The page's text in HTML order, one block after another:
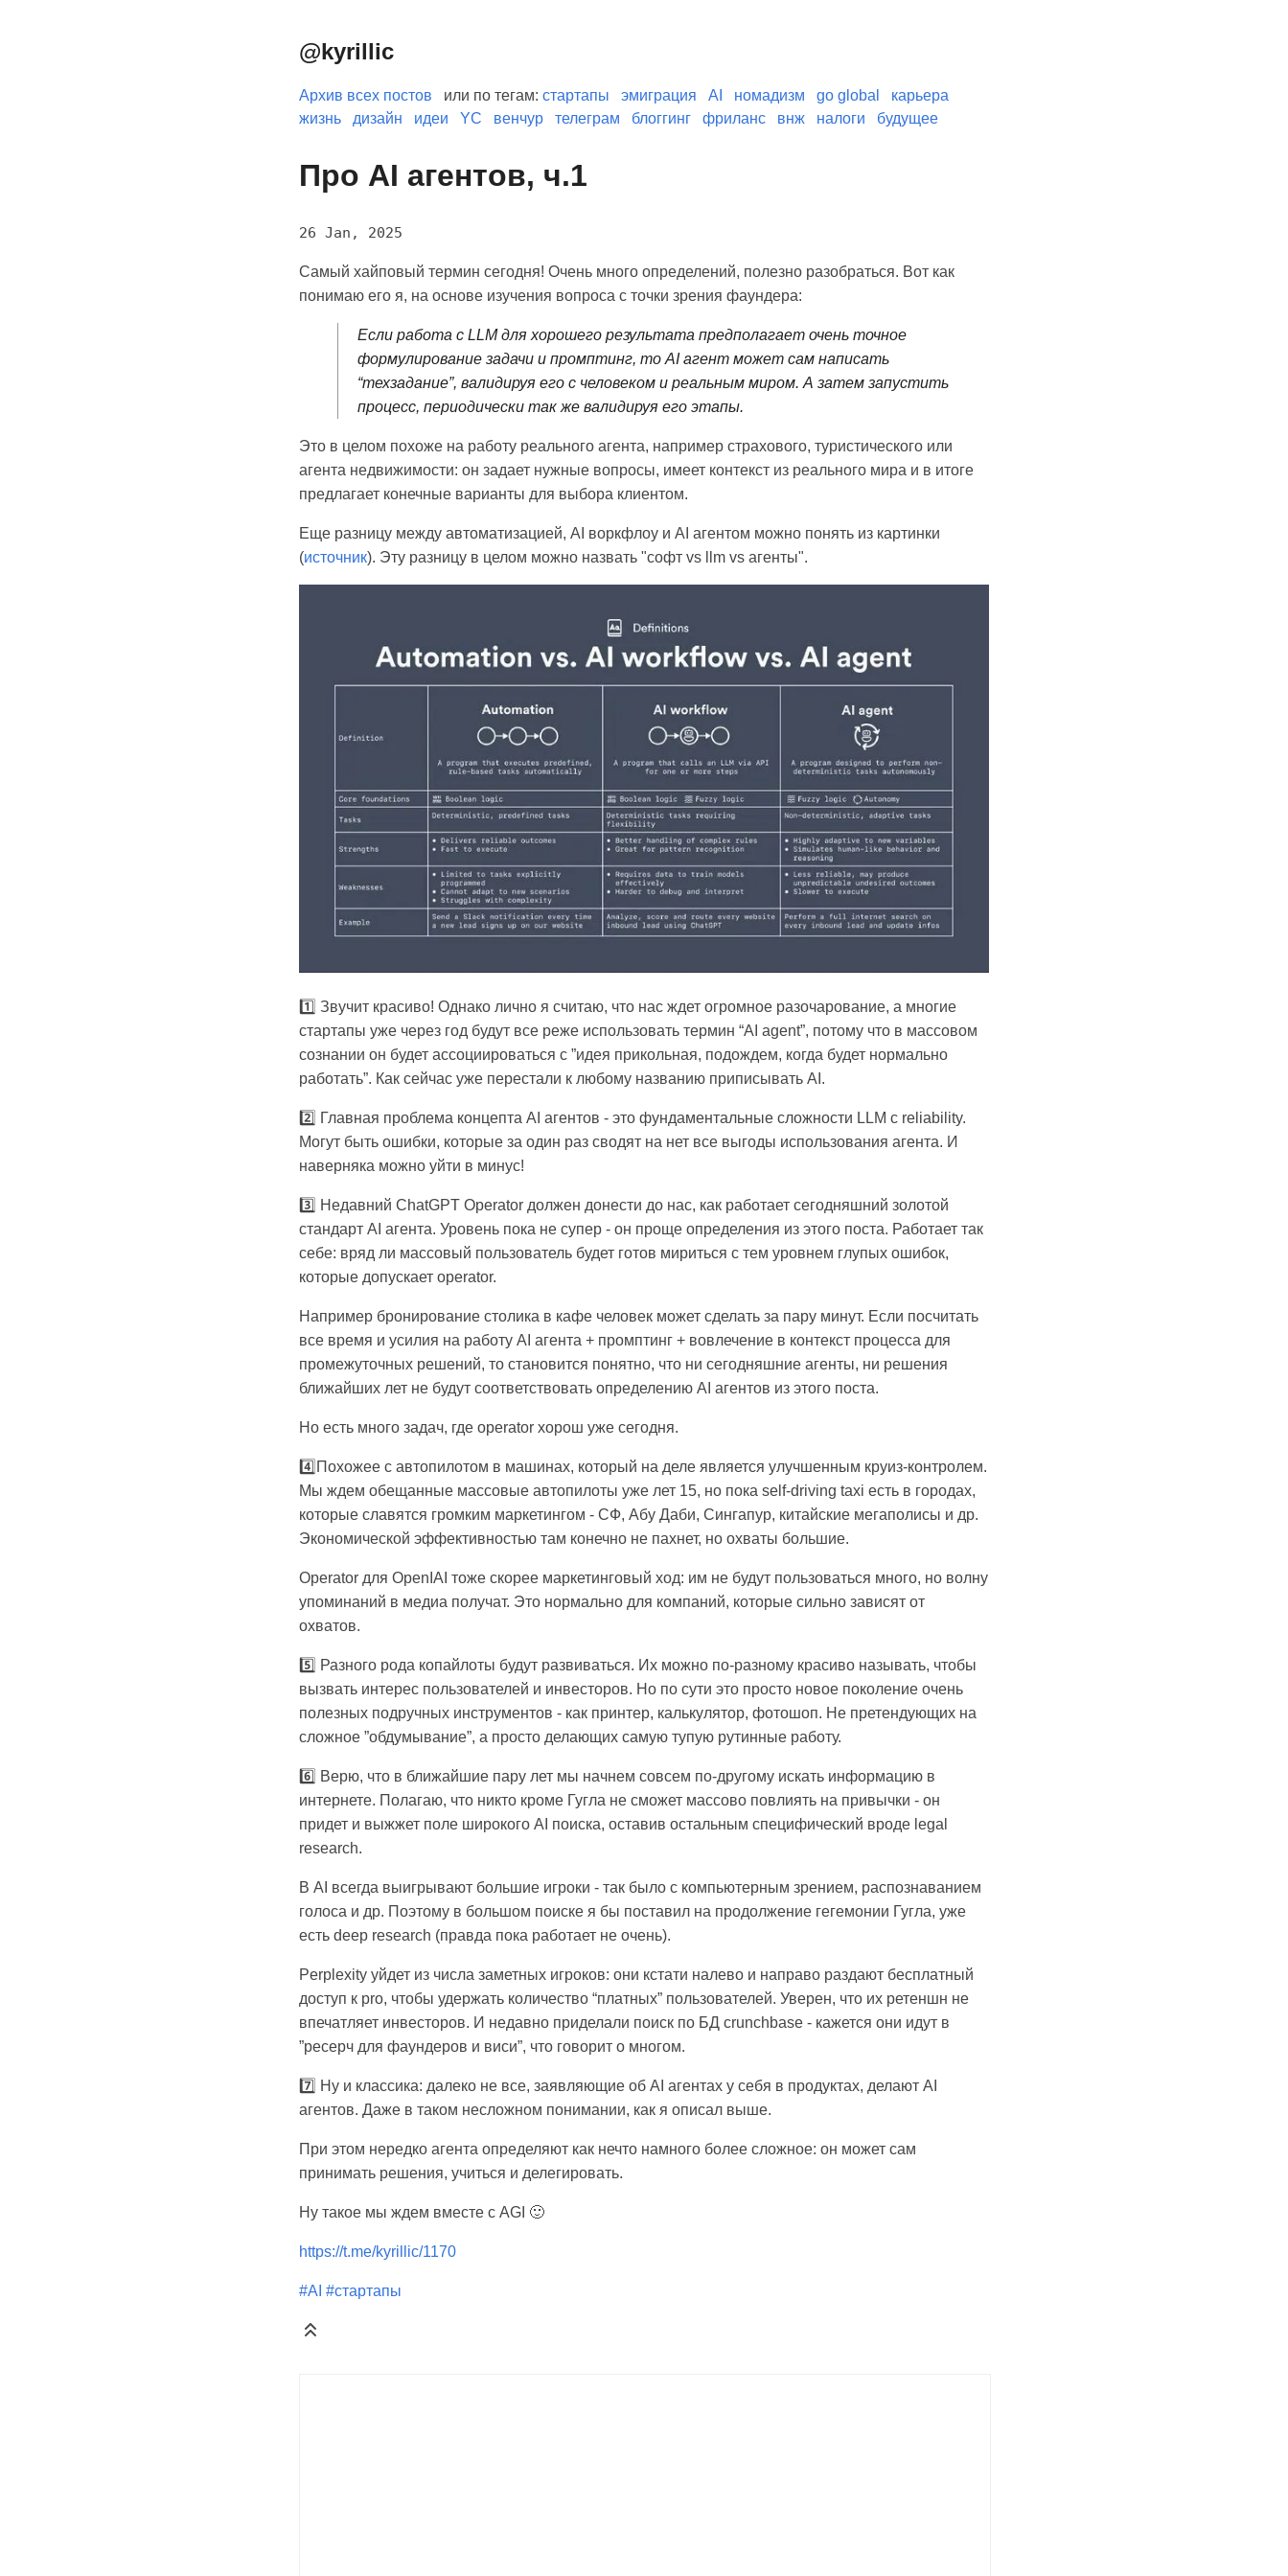
@kyrillic
Архив всех постов или по тегам: стартапы эмиграция AI номадизм go global
карьера
жизнь
дизайн идеи YC венчур телеграм блоггинг фриланс внж налоги будущее
Про AI агентов, ч.1
26 Jan, 2025
Самый хайповый термин сегодня! Очень много определений, полезно разобраться. Вот как
понимаю его я, на основе изучения вопроса с точки зрения фаундера:
Если работа с LLM для хорошего результата предполагает очень точное
формулирование задачи и промптинг, то AI агент может сам написать
“техзадание”, валидируя его с человеком и реальным миром. А затем запустить
процесс, периодически так же валидируя его этапы.
Это в целом похоже на работу реального агента, например страхового, туристического или
агента недвижимости: он задает нужные вопросы, имеет контекст из реального мира и в итоге
предлагает конечные варианты для выбора клиентом.
Еще разницу между автоматизацией, AI воркфлоу и AI агентом можно понять из картинки
(источник). Эту разницу в целом можно назвать "софт vs llm vs агенты".
1️⃣ Звучит красиво! Однако лично я считаю, что нас ждет огромное разочарование, а многие
стартапы уже через год будут все реже использовать термин “AI agent”, потому что в массовом
сознании он будет ассоциироваться с ”идея прикольная, подождем, когда будет нормально
работать”. Как сейчас уже перестали к любому названию приписывать AI.
2️⃣ Главная проблема концепта AI агентов - это фундаментальные сложности LLM с reliability.
Могут быть ошибки, которые за один раз сводят на нет все выгоды использования агента. И
наверняка можно уйти в минус!
3️⃣ Недавний ChatGPT Operator должен донести до нас, как работает сегодняшний золотой
стандарт AI агента. Уровень пока не супер - он проще определения из этого поста. Работает так
себе: вряд ли массовый пользователь будет готов мириться с тем уровнем глупых ошибок,
которые допускает operator.
Например бронирование столика в кафе человек может сделать за пару минут. Если посчитать
все время и усилия на работу AI агента + промптинг + вовлечение в контекст процесса для
промежуточных решений, то становится понятно, что ни сегодняшние агенты, ни решения
ближайших лет не будут соответствовать определению AI агентов из этого поста.
Но есть много задач, где operator хорош уже сегодня.
4️⃣Похожее с автопилотом в машинах, который на деле является улучшенным круиз-контролем.
Мы ждем обещанные массовые автопилоты уже лет 15, но пока self-driving taxi есть в городах,
которые славятся громким маркетингом - СФ, Абу Даби, Сингапур, китайские мегаполисы и др.
Экономической эффективностью там конечно не пахнет, но охваты большие.
Operator для OpenIAI тоже скорее маркетинговый ход: им не будут пользоваться много, но волну
упоминаний в медиа получат. Это нормально для компаний, которые сильно зависят от
охватов.
5️⃣ Разного рода копайлоты будут развиваться. Их можно по-разному красиво называть, чтобы
вызвать интерес пользователей и инвесторов. Но по сути это просто новое поколение очень
полезных подручных инструментов - как принтер, калькулятор, фотошоп. Не претендующих на
сложное ”обдумывание”, а просто делающих самую тупую рутинные работу.
6️⃣ Верю, что в ближайшие пару лет мы начнем совсем по-другому искать информацию в
интернете. Полагаю, что никто кроме Гугла не сможет массово повлиять на привычки - он
придет и выжжет поле широкого AI поиска, оставив остальным специфический вроде legal
research.
В AI всегда выигрывают большие игроки - так было с компьютерным зрением, распознаванием
голоса и др. Поэтому в большом поиске я бы поставил на продолжение гегемонии Гугла, уже
есть deep research (правда пока работает не очень).
Perplexity уйдет из числа заметных игроков: они кстати налево и направо раздают бесплатный
доступ к pro, чтобы удержать количество “платных” пользователей. Уверен, что их ретеншн не
впечатляет инвесторов. И недавно приделали поиск по БД crunchbase - кажется они идут в
”ресерч для фаундеров и виси”, что говорит о многом.
7️⃣ Ну и классика: далеко не все, заявляющие об AI агентах у себя в продуктах, делают AI
агентов. Даже в таком несложном понимании, как я описал выше.
При этом нередко агента определяют как нечто намного более сложное: он может сам
принимать решения, учиться и делегировать.
Ну такое мы ждем вместе с AGI 🙂
https://t.me/kyrillic/1170
#AI #стартапы